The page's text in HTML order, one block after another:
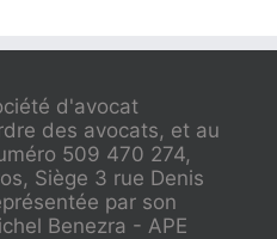
d'avocat
des avocats, et au
509 470 274,
Siège 3 rue Denis
par son
Benezra - APE